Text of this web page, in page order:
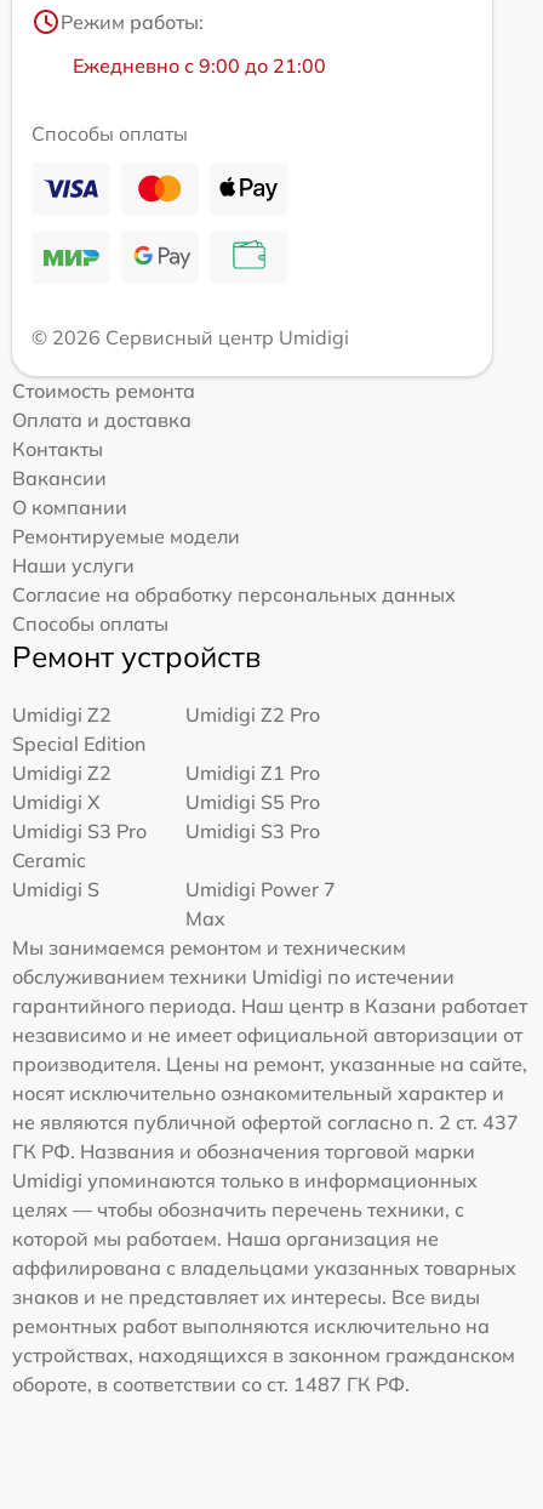
Режим работы:
Ежедневно с 9:00 до 21:00
Способы оплаты
© 2026 Сервисный центр Umidigi
Стоимость ремонта
Оплата и доставка
Контакты
Вакансии
О компании
Ремонтируемые модели
Наши услуги
Согласие на обработку персональных данных
Способы оплаты
Ремонт устройств
Umidigi Z2
Special Edition
Umidigi Z2 Pro
Umidigi Z2
Umidigi Z1 Pro
Umidigi X
Umidigi S5 Pro
Umidigi S3 Pro
Ceramic
Umidigi S3 Pro
Umidigi S
Umidigi Power 7
Max
Мы занимаемся ремонтом и техническим
обслуживанием техники Umidigi по истечении
гарантийного периода. Наш центр в Казани работает
независимо и не имеет официальной авторизации от
производителя. Цены на ремонт, указанные на сайте,
носят исключительно ознакомительный характер и
не являются публичной офертой согласно п. 2 ст. 437
ГК РФ. Названия и обозначения торговой марки
Umidigi упоминаются только в информационных
целях — чтобы обозначить перечень техники, с
которой мы работаем. Наша организация не
аффилирована с владельцами указанных товарных
знаков и не представляет их интересы. Все виды
ремонтных работ выполняются исключительно на
устройствах, находящихся в законном гражданском
обороте, в соответствии со ст. 1487 ГК РФ.